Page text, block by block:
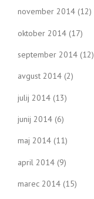
november 2014 (12)
oktober 2014 (17)
september 2014 (12)
avgust 2014 (2)
julij 2014 (13)
junij 2014 (6)
maj 2014 (11)
april 2014 (9)
marec 2014 (15)